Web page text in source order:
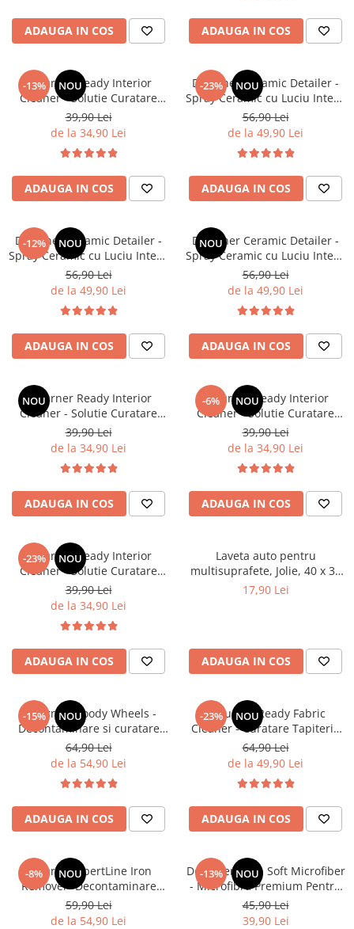
Parasolare si jaluzele
Tratament Hidrofob
ADAUGA IN COS ADAUGA IN COS
-13% NOU
Deturner Ready Interior
Cleaner - Solutie Curatare
Interior cu pH Neutru si Efect
Antibacterian 250ml
39,90 Lei
de la 34,90 Lei
ADAUGA IN COS
-23% NOU
Deturner Ceramic Detailer -
Spray Ceramic cu Luciu Intens
si Hidrofobie Puternica - 1L
56,90 Lei
de la 49,90 Lei
ADAUGA IN COS
-12% NOU
Deturner Ceramic Detailer -
Spray Ceramic cu Luciu Intens
si Hidrofobie Puternica -
500ml
56,90 Lei
de la 49,90 Lei
ADAUGA IN COS
NOU
Deturner Ceramic Detailer -
Spray Ceramic cu Luciu Intens
si Hidrofobie Puternica - 5L
56,90 Lei
de la 49,90 Lei
ADAUGA IN COS
NOU
Deturner Ready Interior
Cleaner - Solutie Curatare
Interior cu pH Neutru si Efect
Antibacterian - 5L
39,90 Lei
de la 34,90 Lei
ADAUGA IN COS
-6% NOU
Deturner Ready Interior
Cleaner - Solutie Curatare
Interior cu pH Neutru si Efect
Antibacterian - 1L
39,90 Lei
de la 34,90 Lei
ADAUGA IN COS
-23% NOU
Deturner Ready Interior
Cleaner - Solutie Curatare
Interior cu pH Neutru si Efect
Antibacterian - 500ml
39,90 Lei
de la 34,90 Lei
ADAUGA IN COS
Laveta auto pentru
multisuprafete, Jolie, 40 x 30
cm, piele ecologica, bej
17,90 Lei
ADAUGA IN COS
-15% NOU
Deturner Bloody Wheels -
Decontaminare si curatare
Jante cu Reactie Violeta si pH
Neutru 500ml
64,90 Lei
de la 54,90 Lei
ADAUGA IN COS
-23% NOU
Deturner Ready Fabric
Cleaner - Curatare Tapiterie
Textila si Alcantara fara
Clatire, Uscare Rapida si
Sigura 500ml
64,90 Lei
de la 49,90 Lei
ADAUGA IN COS
-8% NOU
Deturner XpertLine Iron
Remover -Decontaminare
Metalica pH Neutru pentru
Vopsea si Jante 500ml
59,90 Lei
de la 54,90 Lei
-13% NOU
Deturner Ultra Soft Microfiber
- Microfibra Premium Pentru
Finisaj Fara Zgarieturi - 500
GSM
45,90 Lei
39,90 Lei